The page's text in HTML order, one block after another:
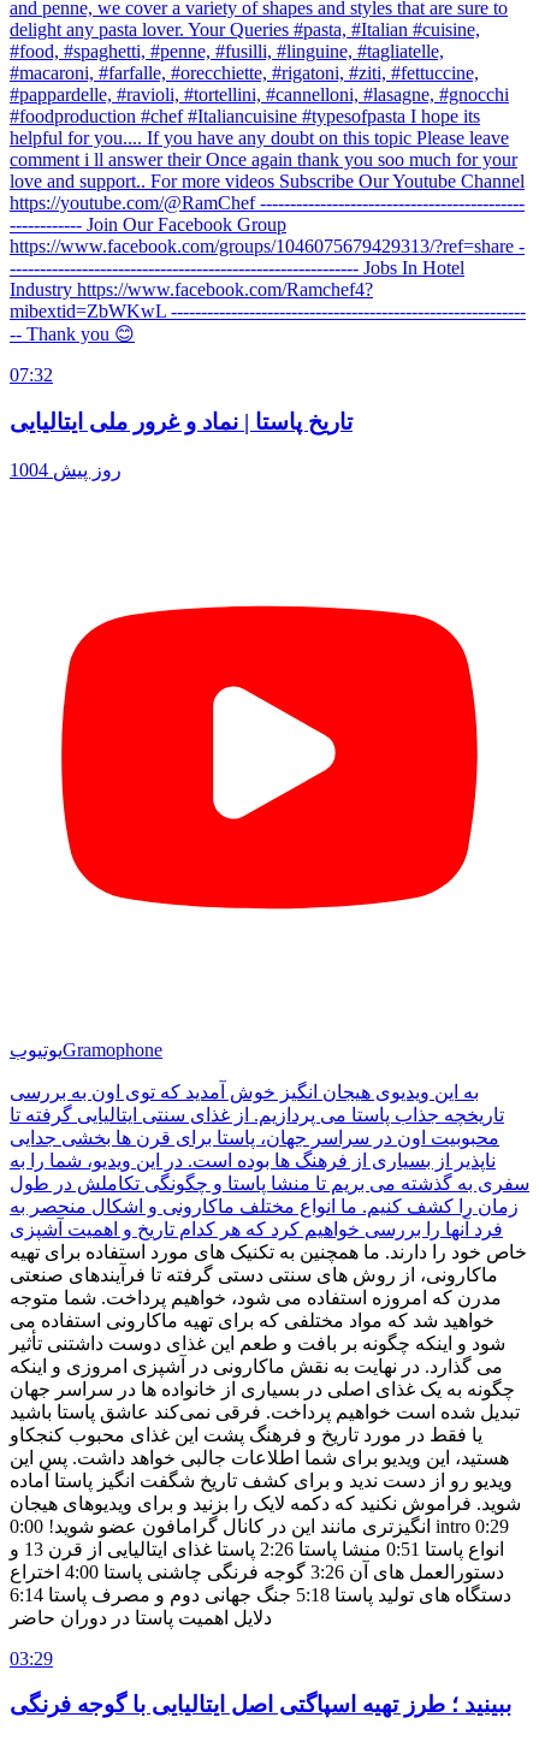
and penne, we cover a variety of shapes and styles that are sure to
delight any pasta lover. Your Queries #pasta, #Italian #cuisine,
#food, #spaghetti, #penne, #fusilli, #linguine, #tagliatelle,
#macaroni, #farfalle, #orecchiette, #rigatoni, #ziti, #fettuccine,
#pappardelle, #ravioli, #tortellini, #cannelloni, #lasagne, #gnocchi
#foodproduction #chef #Italiancuisine #typesofpasta I hope its
helpful for you.... If you have any doubt on this topic Please leave
comment i ll answer their Once again thank you soo much for your
love and support.. For more videos Subscribe Our Youtube Channel
https://youtube.com/@RamChef --------------------------------------------
------------ Join Our Facebook Group
https://www.facebook.com/groups/1046075679429313/?ref=share -
---------------------------------------------------------- Jobs In Hotel
Industry https://www.facebook.com/Ramchef4?
mibextid=ZbWKwL -----------------------------------------------------------
-- Thank you 😊
07:32
تاریخ پاستا | نماد و غرور ملی ایتالیایی
1004 روز پیش
یوتیوبGramophone
به این ویدیوی هیجان انگیز خوش آمدید که توی اون به بررسی
تاریخچه جذاب پاستا می پردازیم. از غذای سنتی ایتالیایی گرفته تا
محبوبیت اون در سراسر جهان، پاستا برای قرن ها بخشی جدایی
ناپذیر از بسیاری از فرهنگ ها بوده است. در این ویدیو، شما را به
سفری به گذشته می بریم تا منشا پاستا و چگونگی تکاملش در طول
زمان را کشف کنیم. ما انواع مختلف ماکارونی و اشکال منحصر به
فرد آنها را بررسی خواهیم کرد که هر کدام تاریخ و اهمیت آشپزی
خاص خود را دارند. ما همچنین به تکنیک های مورد استفاده برای تهیه
ماکارونی، از روش های سنتی دستی گرفته تا فرآیندهای صنعتی
مدرن که امروزه استفاده می شود، خواهیم پرداخت. شما متوجه
خواهید شد که مواد مختلفی که برای تهیه ماکارونی استفاده می
شود و اینکه چگونه بر بافت و طعم این غذای دوست داشتنی تأثیر
می گذارد. در نهایت به نقش ماکارونی در آشپزی امروزی و اینکه
چگونه به یک غذای اصلی در بسیاری از خانواده ها در سراسر جهان
تبدیل شده است خواهیم پرداخت. فرقی نمی‌کند عاشق پاستا باشید
یا فقط در مورد تاریخ و فرهنگ پشت این غذای محبوب کنجکاو
هستید، این ویدیو برای شما اطلاعات جالبی خواهد داشت. پس این
ویدیو رو از دست ندید و برای کشف تاریخ شگفت انگیز پاستا آماده
شوید. فراموش نکنید که دکمه لایک را بزنید و برای ویدیوهای هیجان
انگیزتری مانند این در کانال گرامافون عضو شوید! 0:00 intro 0:29
انواع پاستا 0:51 منشا پاستا 2:26 پاستا غذای ایتالیایی از قرن 13 و
دستورالعمل های آن 3:26 گوجه فرنگی چاشنی پاستا 4:00 اختراع
دستگاه های تولید پاستا 5:18 جنگ جهانی دوم و مصرف پاستا 6:14
دلایل اهمیت پاستا در دوران حاضر
03:29
ببینید ؛ طرز تهیه اسپاگتی اصل ایتالیایی با گوجه فرنگی